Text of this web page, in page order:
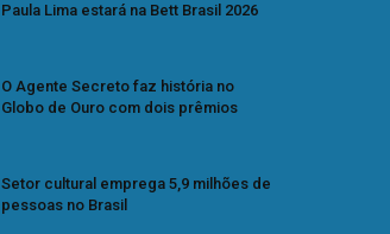
Paula Lima estará na Bett Brasil 2026
O Agente Secreto faz história no
Globo de Ouro com dois prêmios
Setor cultural emprega 5,9 milhões de
pessoas no Brasil